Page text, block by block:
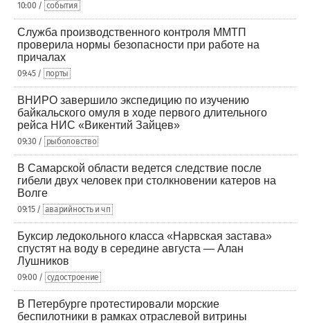
10:00 / события
Служба производственного контроля ММТП
проверила нормы безопасности при работе на
причалах
09:45 / порты
ВНИРО завершило экспедицию по изучению
байкальского омуля в ходе первого длительного
рейса НИС «Викентий Зайцев»
09:30 / рыболовство
В Самарской области ведется следствие после
гибели двух человек при столкновении катеров на
Волге
09:15 / аварийность и чп
Буксир ледокольного класса «Нарвская застава»
спустят на воду в середине августа — Алан
Лушников
09:00 / судостроение
В Петербурге протестировали морские
беспилотники в рамках отраслевой витрины